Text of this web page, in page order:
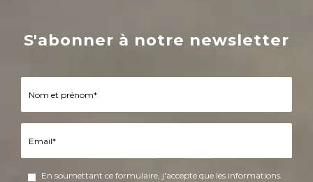
S'abonner à notre newsletter
En soumettant ce formulaire, j'accepte que les informations